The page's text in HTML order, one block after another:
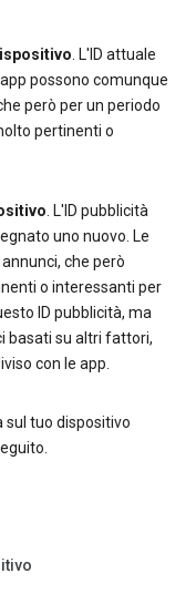
. L'ID attuale
possono comunque
però per un periodo
pertinenti o
. L'ID pubblicità
uno nuovo. Le
che però
o interessanti per
ID pubblicità, ma
basati su altri fattori,
con le app.
sul tuo dispositivo